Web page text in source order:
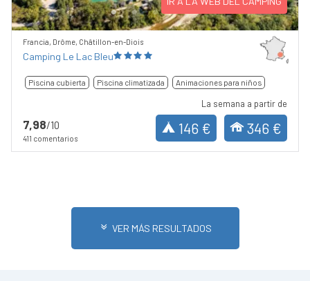
Francia, Drôme, Châtillon-en-Diois
Camping Le Lac Bleu
Piscina cubierta Piscina climatizada Animaciones para niños
7,98/10
411 comentarios
La semana a partir de
146 € 346 €
VER MÁS RESULTADOS